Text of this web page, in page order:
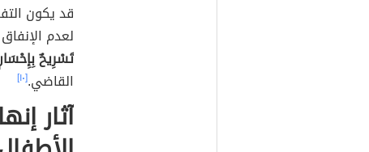
قد يكون
لعدم
تَسْرِيحٌ
القاضي.[١٠]
آثار